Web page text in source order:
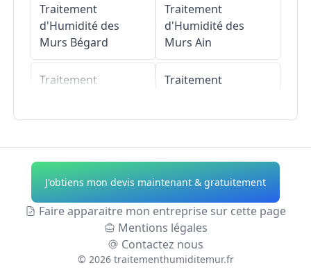
Traitement
d'Humidité des
Murs Bégard
Traitement
Traitement
d'Humidité des
Murs Tréglamus
Traitement
d'Humidité des
Landebaëron
Traitement
d'Humidité des
Murs Ain
Traitement
Traitement
d'Humidité des
Murs Allier
Traitement
d'Humidité des
MursAlpes-de-
J'obtiens mon devis maintenant & gratuitement
Faire apparaitre mon entreprise sur cette page
Mentions légales
Contactez nous
© 2026 traitementhumiditemur.fr